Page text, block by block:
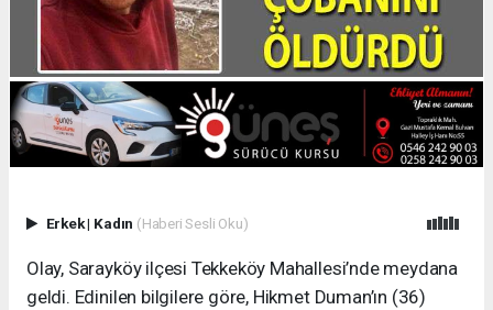
Erkek| Kadın (Haberi Sesli Oku)
Olay, Sarayköy ilçesi Tekkeköy Mahallesi’nde meydana
geldi. Edinilen bilgilere göre, Hikmet Duman’ın (36)